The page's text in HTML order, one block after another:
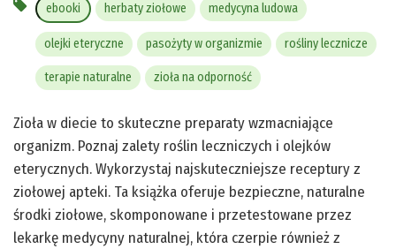
ebooki herbaty ziołowe medycyna ludowa
olejki eteryczne pasożyty w organizmie rośliny lecznicze
terapie naturalne zioła na odporność
Zioła w diecie to skuteczne preparaty wzmacniające
organizm. Poznaj zalety roślin leczniczych i olejków
eterycznych. Wykorzystaj najskuteczniejsze receptury z
ziołowej apteki. Ta książka oferuje bezpieczne, naturalne
środki ziołowe, skomponowane i przetestowane przez
lekarkę medycyny naturalnej, która czerpie również z